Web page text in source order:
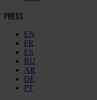
PRESS
EN
FR
ES
RU
AR
DE
PT